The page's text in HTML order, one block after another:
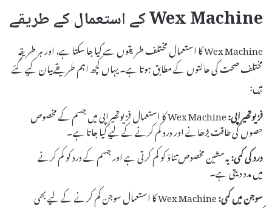
Wex Machine کے استعمال کے طریقے
Wex Machine کا استعمال مختلف طریقوں سے کیا جا سکتا ہے، اور ہر طریقہ
مختلف صحت کی حالتوں کے مطابق ہوتا ہے۔ یہاں کچھ اہم طریقے بیان کیے گئے
ہیں:
فزیوتھیراپی:
Wex Machine کا استعمال فزیوتھیراپی میں جسم کے مخصوص
حصوں کی طاقت بڑھانے اور درد کم کرنے کے لیے کیا جاتا ہے۔
درد کی کمی:یہ مشین مخصوص تناؤ کو کم کرتی ہے اور جسم کے درد کو کم کرنے
میں مدد دیتی ہے۔
سوجن میں کمی:
Wex Machine کا استعمال سوجن کم کرنے کے لیے بھی